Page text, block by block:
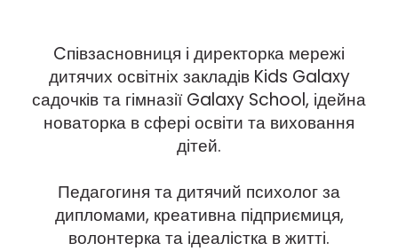
Cпівзасновниця і директорка мережі
дитячих освітніх закладів Kids Galaxy
садочків та гімназії Galaxy School, ідейна
новаторка в сфері освіти та виховання
дітей.
Педагогиня та дитячий психолог за
дипломами, креативна підприємиця,
волонтерка та ідеалістка в житті.